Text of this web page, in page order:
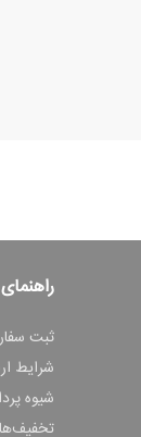
ثبت
شرایط
شیوه